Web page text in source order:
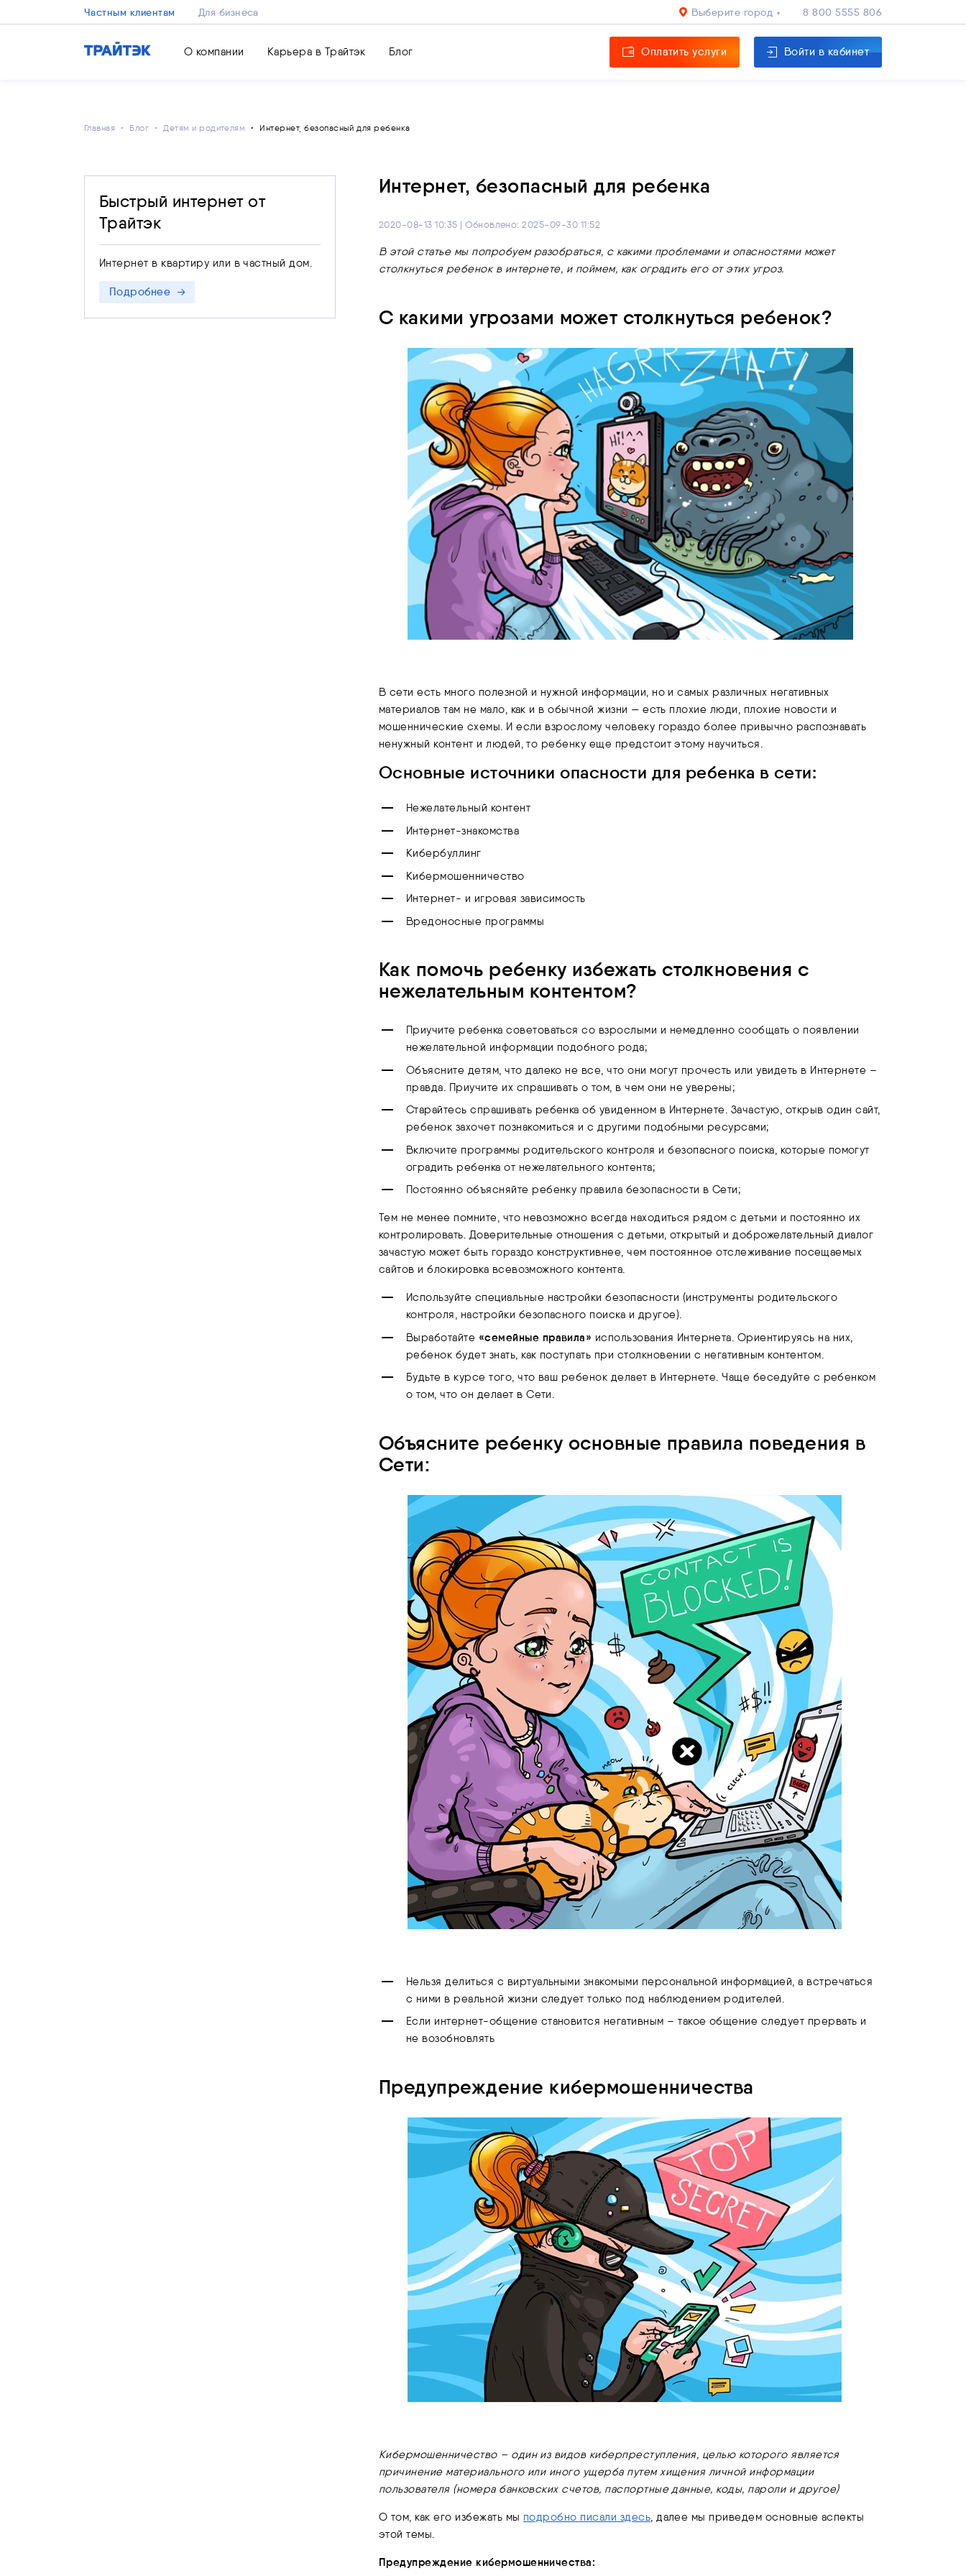
Частным клиентам Для бизнеса Выберите город 8 800 5555 806
О компании Карьера в Трайтэк Блог Оплатить услуги Войти в кабинет
Главная Блог Детям и родителям Интернет, безопасный для ребенка
Быстрый интернет от
Трайтэк
Интернет в квартиру или в частный дом.
Подробнее
Интернет, безопасный для ребенка
2020-08-13 10:35 | Обновлено: 2025-09-30 11:52
В этой статье мы попробуем разобраться, с какими проблемами и опасностями может
столкнуться ребенок в интернете, и поймем, как оградить его от этих угроз.
С какими угрозами может столкнуться ребенок?
В сети есть много полезной и нужной информации, но и самых различных негативных
материалов там не мало, как и в обычной жизни — есть плохие люди, плохие новости и
мошеннические схемы. И если взрослому человеку гораздо более привычно распознавать
ненужный контент и людей, то ребенку еще предстоит этому научиться.
Основные источники опасности для ребенка в сети:
Нежелательный контент
Интернет-знакомства
Кибербуллинг
Кибермошенничество
Интернет- и игровая зависимость
Вредоносные программы
Как помочь ребенку избежать столкновения с
нежелательным контентом?
Приучите ребенка советоваться со взрослыми и немедленно сообщать о появлении
нежелательной информации подобного рода;
Объясните детям, что далеко не все, что они могут прочесть или увидеть в Интернете –
правда. Приучите их спрашивать о том, в чем они не уверены;
Старайтесь спрашивать ребенка об увиденном в Интернете. Зачастую, открыв один сайт,
ребенок захочет познакомиться и с другими подобными ресурсами;
Включите программы родительского контроля и безопасного поиска, которые помогут
оградить ребенка от нежелательного контента;
Постоянно объясняйте ребенку правила безопасности в Сети;
Тем не менее помните, что невозможно всегда находиться рядом с детьми и постоянно их
контролировать. Доверительные отношения с детьми, открытый и доброжелательный диалог
зачастую может быть гораздо конструктивнее, чем постоянное отслеживание посещаемых
сайтов и блокировка всевозможного контента.
Используйте специальные настройки безопасности (инструменты родительского
контроля, настройки безопасного поиска и другое).
Выработайте «семейные правила» использования Интернета. Ориентируясь на них,
ребенок будет знать, как поступать при столкновении с негативным контентом.
Будьте в курсе того, что ваш ребенок делает в Интернете. Чаще беседуйте с ребенком
о том, что он делает в Сети.
Объясните ребенку основные правила поведения в
Сети:
Нельзя делиться с виртуальными знакомыми персональной информацией, а встречаться
с ними в реальной жизни следует только под наблюдением родителей.
Если интернет-общение становится негативным – такое общение следует прервать и
не возобновлять
Предупреждение кибермошенничества
Кибермошенничество – один из видов киберпреступления, целью которого является
причинение материального или иного ущерба путем хищения личной информации
пользователя (номера банковских счетов, паспортные данные, коды, пароли и другое)
О том, как его избежать мы подробно писали здесь, далее мы приведем основные аспекты
этой темы.
Предупреждение кибермошенничества: